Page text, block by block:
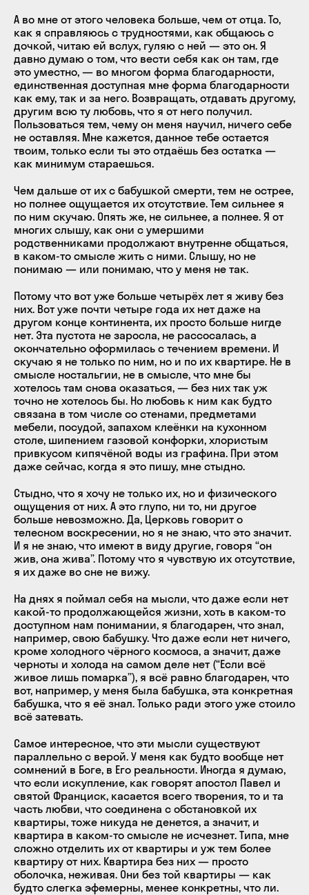
А во мне от этого человека больше, чем от отца. То,
как я справляюсь с трудностями, как общаюсь с
дочкой, читаю ей вслух, гуляю с ней — это он. Я
давно думаю о том, что вести себя как он там, где
это уместно, — во многом форма благодарности,
единственная доступная мне форма благодарности
как ему, так и за него. Возвращать, отдавать другому,
другим всю ту любовь, что я от него получил.
Пользоваться тем, чему он меня научил, ничего себе
не оставляя. Мне кажется, данное тебе остается
твоим, только если ты это отдаёшь без остатка —
как минимум стараешься.
Чем дальше от их с бабушкой смерти, тем не острее,
но полнее ощущается их отсутствие. Тем сильнее я
по ним скучаю. Опять же, не сильнее, а полнее. Я от
многих слышу, как они с умершими
родственниками продолжают внутренне общаться,
в каком-то смысле жить с ними. Слышу, но не
понимаю — или понимаю, что у меня не так.
Потому что вот уже больше четырёх лет я живу без
них. Вот уже почти четыре года их нет даже на
другом конце континента, их просто больше нигде
нет. Эта пустота не заросла, не рассосалась, а
окончательно оформилась с течением времени. И
скучаю я не только по ним, но и по их квартире. Не в
смысле ностальгии, не в смысле, что мне бы
хотелось там снова оказаться, — без них так уж
точно не хотелось бы. Но любовь к ним как будто
связана в том числе со стенами, предметами
мебели, посудой, запахом клеёнки на кухонном
столе, шипением газовой конфорки, хлористым
привкусом кипячёной воды из графина. При этом
даже сейчас, когда я это пишу, мне стыдно.
Стыдно, что я хочу не только их, но и физического
ощущения от них. А это глупо, ни то, ни другое
больше невозможно. Да, Церковь говорит о
телесном воскресении, но я не знаю, что это значит.
И я не знаю, что имеют в виду другие, говоря “он
жив, она жива”. Потому что я чувствую их отсутствие,
я их даже во сне не вижу.
На днях я поймал себя на мысли, что даже если нет
какой-то продолжающейся жизни, хоть в каком-то
доступном нам понимании, я благодарен, что знал,
например, свою бабушку. Что даже если нет ничего,
кроме холодного чёрного космоса, а значит, даже
черноты и холода на самом деле нет (“Если всё
живое лишь помарка”), я всё равно благодарен, что
вот, например, у меня была бабушка, эта конкретная
бабушка, что я её знал. Только ради этого уже стоило
всё затевать.
Самое интересное, что эти мысли существуют
параллельно с верой. У меня как будто вообще нет
сомнений в Боге, в Его реальности. Иногда я думаю,
что если искупление, как говорят апостол Павел и
святой Франциск, касается всего творения, то и та
часть любви, что соединена с обстановкой их
квартиры, тоже никуда не денется, а значит, и
квартира в каком-то смысле не исчезнет. Типа, мне
сложно отделить их от квартиры и уж тем более
квартиру от них. Квартира без них — просто
оболочка, неживая. Они без той квартиры — как
будто слегка эфемерны, менее конкретны, что ли.